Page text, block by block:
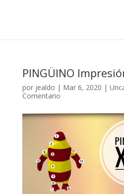
PINGÜINO
por jealdo | Mar 6, 2020 |
Comentario